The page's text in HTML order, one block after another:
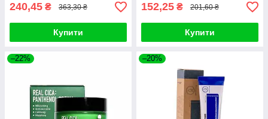
240,45 ₴ 363,30 ₴
Купити
152,25 ₴ 201,60 ₴
Купити
–22% –20%